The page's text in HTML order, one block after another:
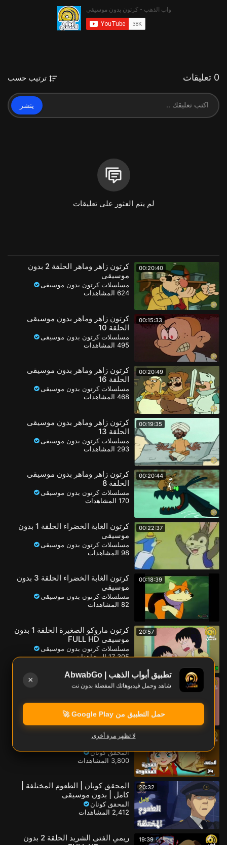
كرتون ماسة بدون موسيقى
كرتون سالي بدون موسيقى الحلقة 5,
كرتون سالي الحلقة 1 بدون موسيقى,
الكرتون بدون موسيقى,
الكرتون الاسلامي بدون موسيقى,
اغاني الكرتون بدون موسيقى,
كرتون اطفال بدون موسيقى,
الافلام والرسوم المتحركة
0 تعليقات ترتيب حسب
ينشر
لم يتم العثور على تعليقات
00:20:40
كرتون زاهر وماهر الحلقة 2 بدون
موسيقى
مسلسلات كرتون بدون موسيقى
624 المشاهدات
00:15:33
كرتون زاهر وماهر بدون موسيقى
الحلقة 10
مسلسلات كرتون بدون موسيقى
495 المشاهدات
00:20:49
كرتون زاهر وماهر بدون موسيقى
الحلقة 16
مسلسلات كرتون بدون موسيقى
468 المشاهدات
00:19:35
كرتون زاهر وماهر بدون موسيقى
الحلقة 13
مسلسلات كرتون بدون موسيقى
293 المشاهدات
00:20:44
كرتون زاهر وماهر بدون موسيقى
الحلقة 8
مسلسلات كرتون بدون موسيقى
170 المشاهدات
00:22:37
كرتون الغابة الخضراء الحلقة 1 بدون
موسيقى
مسلسلات كرتون بدون موسيقى
98 المشاهدات
00:18:39
كرتون الغابة الخضراء الحلقة 3 بدون
موسيقى
مسلسلات كرتون بدون موسيقى
82 المشاهدات
20:57
كرتون ماروكو الصغيرة الحلقة 1 بدون
موسيقى FULL HD
مسلسلات كرتون بدون موسيقى
17,305 المشاهدات
20:24
كرتون ماروكو الصغيرة الحلقة 2 بدون
موسيقى FULL HD
المحقق كونان | الضحية المفقودة |
الحلقة 34 | بدون موسيقى FULL HD
المحقق كونان
3,800 المشاهدات
20:32
المحقق كونان | الطعوم المختلفة |
كامل | بدون موسيقى
المحقق كونان
2,412 المشاهدات
19:39
ريمي الفتى الشريد الحلقة 2 بدون
تطبيق أبواب الذهب | AbwabGo
شاهد وحمل فيديوهاتك المفضلة بدون نت
×
حمل التطبيق من Google Play 🚀
لا تظهر مرة أخرى